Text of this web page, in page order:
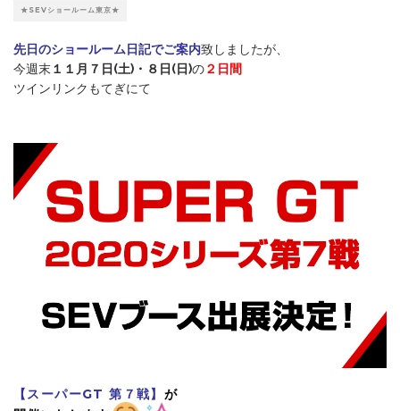
★SEVショールーム東京★
先日のショールーム日記でご案内致しましたが、
今週末１１月７日(土)・８日(日)の２日間
ツインリンクもてぎにて
【スーパーGT 第７戦】 が